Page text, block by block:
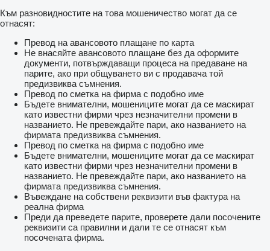
Към разновидностите на това мошеничество могат да се
отнасят:
Превод на авансовото плащане по карта
Не внасяйте авансовото плащане без да оформите
документи, потвърждаващи процеса на предаване на
парите, ако при общуването ви с продавача той
предизвиква съмнения.
Превод по сметка на фирма с подобно име
Бъдете внимателни, мошениците могат да се маскират
като известни фирми чрез незначителни промени в
названието. Не превеждайте пари, ако названието на
фирмата предизвиква съмнения.
Превод по сметка на фирма с подобно име
Бъдете внимателни, мошениците могат да се маскират
като известни фирми чрез незначителни промени в
названието. Не превеждайте пари, ако названието на
фирмата предизвиква съмнения.
Въвеждане на собствени реквизити във фактура на
реална фирма
Преди да преведете парите, проверете дали посочените
реквизити са правилни и дали те се отнасят към
посочената фирма.